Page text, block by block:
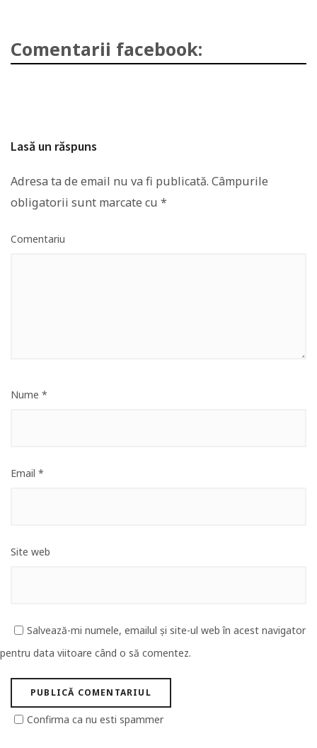
Comentarii facebook:
Lasă un răspuns
Adresa ta de email nu va fi publicată. Câmpurile
obligatorii sunt marcate cu *
Comentariu
Nume *
Email *
Site web
Salvează-mi numele, emailul și site-ul web în acest navigator
pentru data viitoare când o să comentez.
Confirma ca nu esti spammer